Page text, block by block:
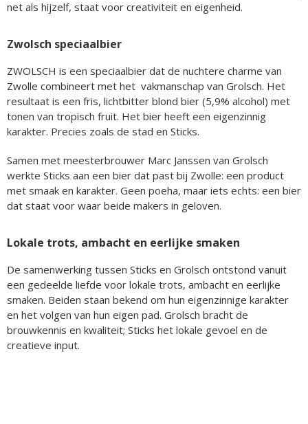
net als hijzelf, staat voor creativiteit en eigenheid.
Zwolsch speciaalbier
ZWOLSCH is een speciaalbier dat de nuchtere charme van
Zwolle combineert met het vakmanschap van Grolsch. Het
resultaat is een fris, lichtbitter blond bier (5,9% alcohol) met
tonen van tropisch fruit. Het bier heeft een eigenzinnig
karakter. Precies zoals de stad en Sticks.
Samen met meesterbrouwer Marc Janssen van Grolsch
werkte Sticks aan een bier dat past bij Zwolle: een product
met smaak en karakter. Geen poeha, maar iets echts: een bier
dat staat voor waar beide makers in geloven.
Lokale trots, ambacht en eerlijke smaken
De samenwerking tussen Sticks en Grolsch ontstond vanuit
een gedeelde liefde voor lokale trots, ambacht en eerlijke
smaken. Beiden staan bekend om hun eigenzinnige karakter
en het volgen van hun eigen pad. Grolsch bracht de
brouwkennis en kwaliteit; Sticks het lokale gevoel en de
creatieve input.